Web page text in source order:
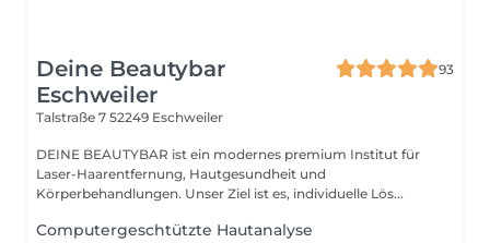
Deine Beautybar
Eschweiler
93
Talstraße 7 52249 Eschweiler
DEINE BEAUTYBAR ist ein modernes premium Institut für
Laser-Haarentfernung, Hautgesundheit und
Körperbehandlungen. Unser Ziel ist es, individuelle Lös...
Computergeschtützte Hautanalyse